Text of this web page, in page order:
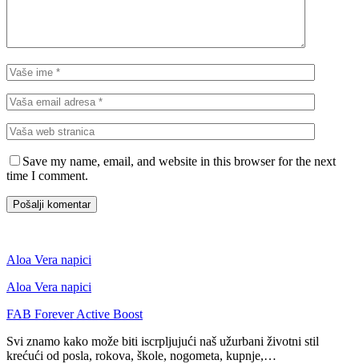
Save my name, email, and website in this browser for the next
time I comment.
Aloa Vera napici
Aloa Vera napici
FAB Forever Active Boost
Svi znamo kako može biti iscrpljujući naš užurbani životni stil
krećući od posla, rokova, škole, nogometa, kupnje,…